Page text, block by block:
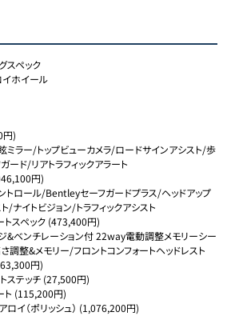
スペック
ホイール
円)
ラー/トップビューカメラ/ロードサインアシスト/歩
ード/リアトラフィックアラート
円)
トロール/Bentleyセーフガードプラス/ヘッドアップ
/ナイトビジョン/トラフィックアシスト
トスペック (473,400円)
&ベンチレーション付 22way電動調整メモリーシー
調整&メモリー/フロントコンフォートヘッドレスト
円)
ステッチ (27,500円)
ト (115,200円)
イ（ポリッシュ） (1,076,200円)